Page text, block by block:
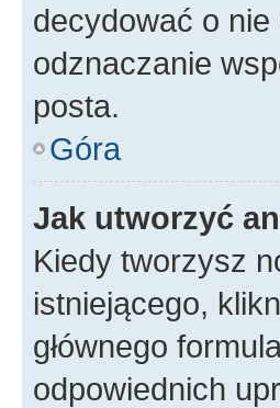
decydować o
odznaczanie
posta.
Góra
Jak utworzyć
Kiedy tworzysz
istniejącego,
głównego
odpowiednich